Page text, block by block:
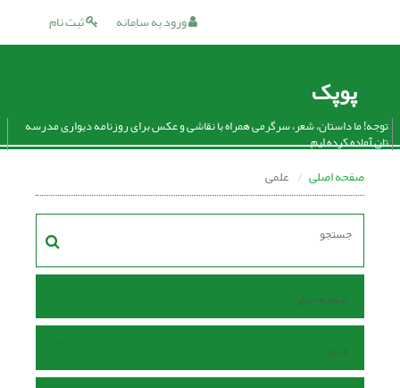
ثبت نام ورود به سامانه
پوپک
توجه! ما داستان، شعر، سرگرمی همراه با نقاشی و عکس برای روزنامه دیواری مدرسه
تان آماده کرده ایم.
صفحه اصلی علمی
صفحه اصلی
مرور